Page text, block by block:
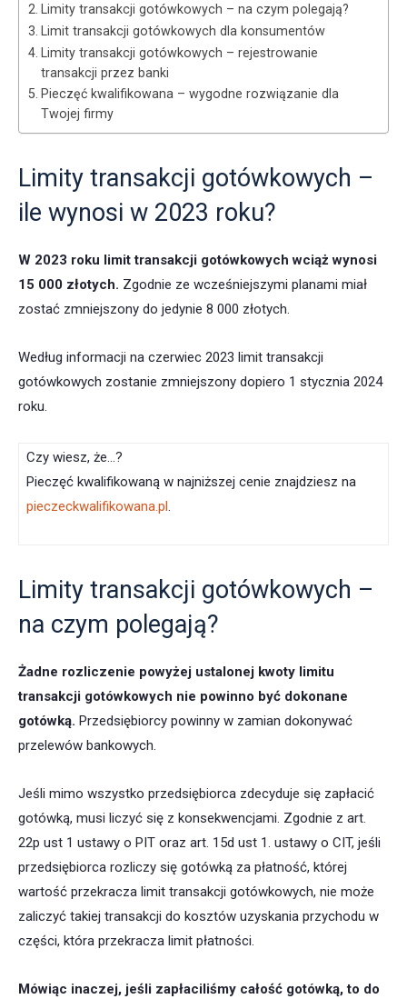
Limity transakcji gotówkowych – na czym polegają?
Limit transakcji gotówkowych dla konsumentów
Limity transakcji gotówkowych – rejestrowanie
transakcji przez banki
Pieczęć kwalifikowana – wygodne rozwiązanie dla
Twojej firmy
Limity transakcji gotówkowych –
ile wynosi w 2023 roku?
W 2023 roku limit transakcji gotówkowych wciąż wynosi
15 000 złotych. Zgodnie ze wcześniejszymi planami miał
zostać zmniejszony do jedynie 8 000 złotych.
Według informacji na czerwiec 2023 limit transakcji
gotówkowych zostanie zmniejszony dopiero 1 stycznia 2024
roku.
Czy wiesz, że…?
Pieczęć kwalifikowaną w najniższej cenie znajdziesz na
pieczeckwalifikowana.pl .
Limity transakcji gotówkowych –
na czym polegają?
Żadne rozliczenie powyżej ustalonej kwoty limitu
transakcji gotówkowych nie powinno być dokonane
gotówką. Przedsiębiorcy powinny w zamian dokonywać
przelewów bankowych.
Jeśli mimo wszystko przedsiębiorca zdecyduje się zapłacić
gotówką, musi liczyć się z konsekwencjami. Zgodnie z art.
22p ust 1 ustawy o PIT oraz art. 15d ust 1. ustawy o CIT, jeśli
przedsiębiorca rozliczy się gotówką za płatność, której
wartość przekracza limit transakcji gotówkowych, nie może
zaliczyć takiej transakcji do kosztów uzyskania przychodu w
części, która przekracza limit płatności.
Mówiąc inaczej, jeśli zapłaciliśmy całość gotówką, to do